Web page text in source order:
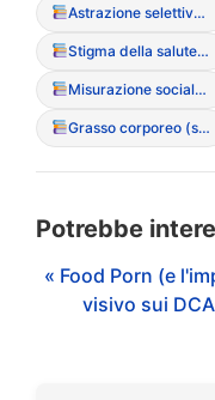
Astrazione selettiva (bias cognitivo)
Stigma della salute mentale
Misurazione sociale del successo (basata sul peso)
Grasso corporeo (stigma sociale)
Potrebbe
« Food Porn (e
visivo sui